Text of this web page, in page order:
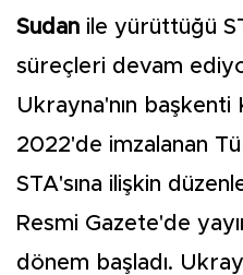
Sudan ile yürüttüğü
süreçleri devam
Ukrayna'nın
2022'de imzalanan
STA'sına ilişkin
Resmi Gazete'de
dönem başladı.